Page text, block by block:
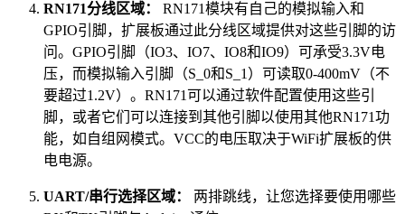
RN171分线区域：
RN171模块有自己的模拟输入和
GPIO引脚，扩展板通过此分线区域提供对这些引脚的访
问。GPIO引脚（IO3、IO7、IO8和IO9）可承受3.3V电
压，而模拟输入引脚（S_0和S_1）可读取0-400mV（不
要超过1.2V）。RN171可以通过软件配置使用这些引
脚，或者它们可以连接到其他引脚以使用其他RN171功
能，如自组网模式。VCC的电压取决于WiFi扩展板的供
电电源。
UART/串行选择区域：
两排跳线，让您选择要使用哪些